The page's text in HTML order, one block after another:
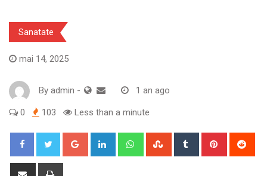
Sanatate
mai 14, 2025
By admin - 1 an ago
0 103 Less than a minute
Google+ LinkedIn WhatsappStumbleUpon
Tumblr Pinterest
Share